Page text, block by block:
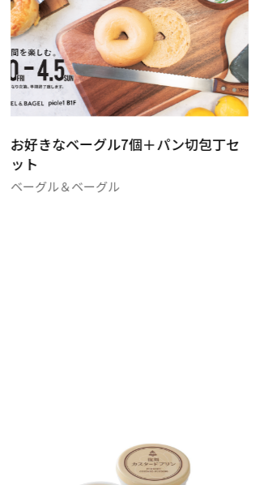
お好きなベーグル7個＋パン切包丁セ
ット
ベーグル＆ベーグル